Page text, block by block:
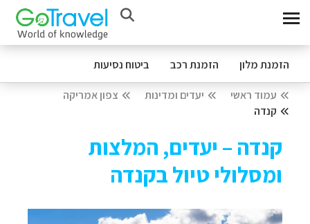
הזמנת מלון הזמנת רכב ביטוח נסיעות
עמוד ראשי יעדים ומדינות
צפון אמריקה
קנדה
קנדה – יעדים, המלצות
ומסלולי טיול בקנדה